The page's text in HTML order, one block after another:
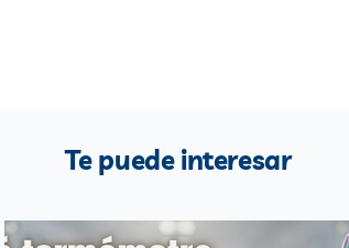
Te puede interesar